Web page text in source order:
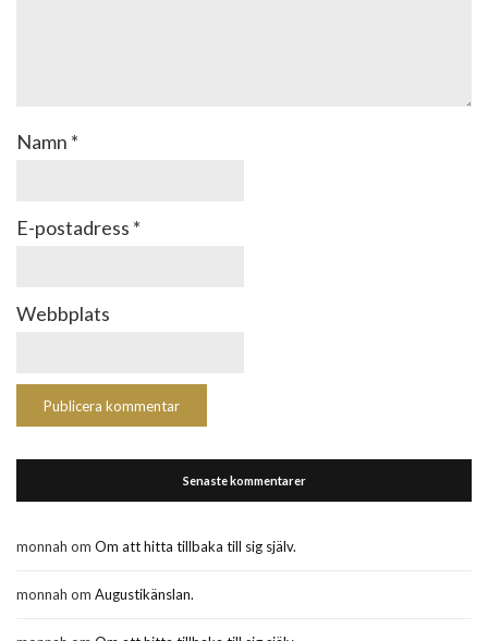
Namn *
E-postadress *
Webbplats
Senaste kommentarer
monnah om Om att hitta tillbaka till sig själv.
monnah om Augustikänslan.